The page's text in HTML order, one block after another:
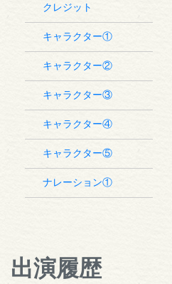
クレジット
キャラクター①
キャラクター②
キャラクター③
キャラクター④
キャラクター⑤
ナレーション①
出演履歴